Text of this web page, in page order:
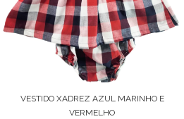
VESTIDO XADREZ AZUL MARINHO E
VERMELHO